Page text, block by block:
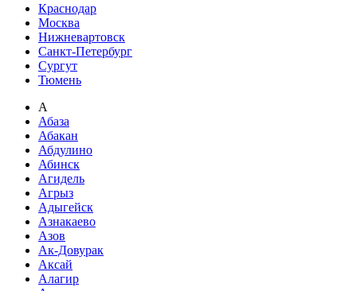
Краснодар
Москва
Нижневартовск
Санкт-Петербург
Сургут
Тюмень
А
Абаза
Абакан
Абдулино
Абинск
Агидель
Агрыз
Адыгейск
Азнакаево
Азов
Ак-Довурак
Аксай
Алагир